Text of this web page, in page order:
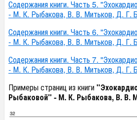
Содержания книги. Часть 5.
- М. К. Рыбакова, В. В. Митьков, Д. Г.
Содержания книги. Часть 6.
- М. К. Рыбакова, В. В. Митьков, Д. Г.
Содержания книги. Часть 7.
- М. К. Рыбакова, В. В. Митьков, Д. Г.
Примеры страниц из книги
Рыбаковой" - М. К. Рыбакова, В. В.